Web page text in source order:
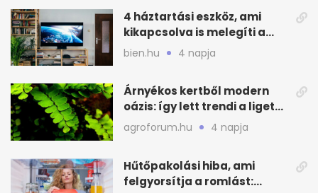
4 háztartási eszköz, ami
kikapcsolva is melegíti a
lakást
bien.hu 4 napja
Árnyékos kertből modern
oázis: így lett trendi a ligetes
zöld
agroforum.hu 4 napja
Hűtőpakolási hiba, ami
felgyorsítja a romlást: